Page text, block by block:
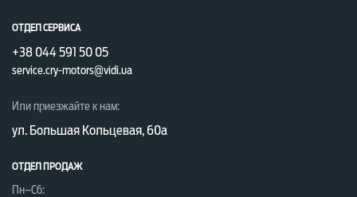
ОТДЕЛ СЕРВИСА
+38 044 591 50 05
service.cry-motors@vidi.ua
Или приезжайте к нам:
ул. Большая Кольцевая, 60а
ОТДЕЛ ПРОДАЖ
Пн–Сб: